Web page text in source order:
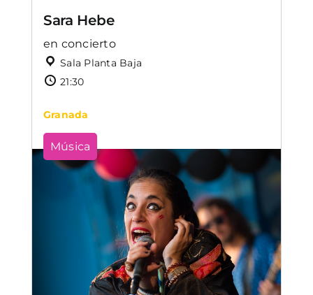
Sara Hebe
en concierto
Sala Planta Baja
21:30
Granada
Música